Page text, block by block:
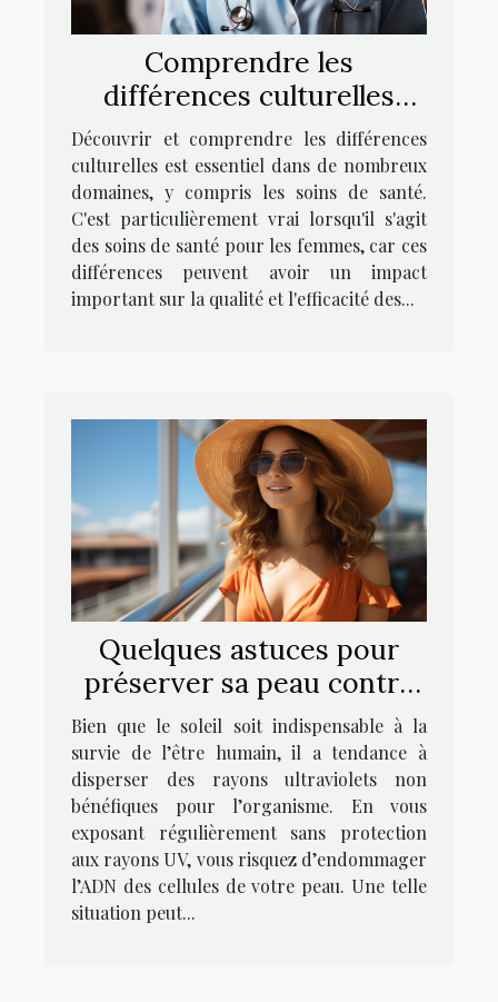
Comprendre les
différences culturelles
dans les soins de santé
pour les femmes
Découvrir et comprendre les différences
culturelles est essentiel dans de nombreux
domaines, y compris les soins de santé.
C'est particulièrement vrai lorsqu'il s'agit
des soins de santé pour les femmes, car ces
différences peuvent avoir un impact
important sur la qualité et l'efficacité des...
Quelques astuces pour
préserver sa peau contre
les rayons UV
Bien que le soleil soit indispensable à la
survie de l’être humain, il a tendance à
disperser des rayons ultraviolets non
bénéfiques pour l’organisme. En vous
exposant régulièrement sans protection
aux rayons UV, vous risquez d’endommager
l’ADN des cellules de votre peau. Une telle
situation peut...